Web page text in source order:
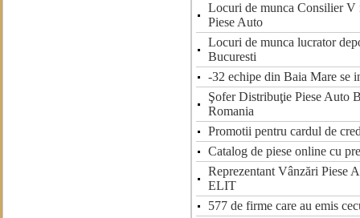
Locuri de munca Consilier
Piese Auto
Locuri de munca lucrator
Bucuresti
-32 echipe din Baia Mare se
Şofer Distribuţie Piese Auto
Romania
Promotii pentru cardul de
Catalog de piese online cu
Reprezentant Vânzări Piese
ELIT
577 de firme care au emis